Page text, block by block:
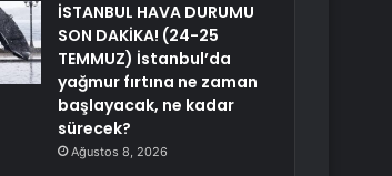
İSTANBUL HAVA DURUMU
SON DAKİKA! (24-25
TEMMUZ) İstanbul’da
yağmur fırtına ne zaman
başlayacak, ne kadar
sürecek?
Ağustos 8, 2026